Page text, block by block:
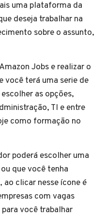
uma plataforma da
deseja trabalhar na
sobre o assunto,
Jobs e realizar o
você terá uma serie de
as opções,
TI e entre
como formação no
poderá escolher uma
que você tenha
ao clicar nesse ícone é
com vagas
você trabalhar